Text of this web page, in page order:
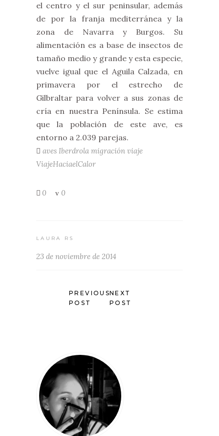
el centro y el sur peninsular, además
de por la franja mediterránea y la
zona de Navarra y Burgos. Su
alimentación es a base de insectos de
tamaño medio y grande y esta especie,
vuelve igual que el Aguila Calzada, en
primavera por el estrecho de
Gilbraltar para volver a sus zonas de
cría en nuestra Península. Se estima
que la población de este ave, es
entorno a 2.039 parejas.
aves Iberdrola migración viaje
ViajeHaciaelCalor
0 0
LAURA RS
23 de noviembre de 2014
PREVIOUS
POST
NEXT
POST